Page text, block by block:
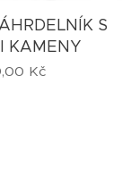
S
KAMENY
Kč